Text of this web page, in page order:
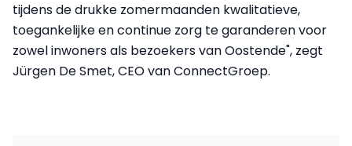
tijdens de drukke zomermaanden kwalitatieve,
toegankelijke en continue zorg te garanderen voor
zowel inwoners als bezoekers van Oostende", zegt
Jürgen De Smet, CEO van ConnectGroep.